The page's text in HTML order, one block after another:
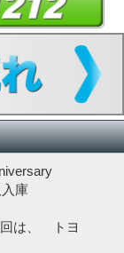
庫
回は、 トヨ